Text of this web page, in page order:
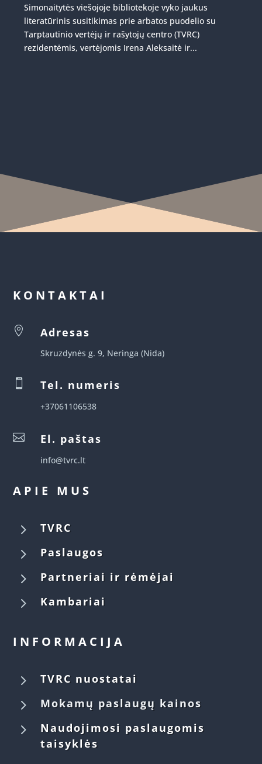
Simonaitytės viešojoje bibliotekoje vyko jaukus
literatūrinis susitikimas prie arbatos puodelio su
Tarptautinio vertėjų ir rašytojų centro (TVRC)
rezidentėmis, vertėjomis Irena Aleksaitė ir...
KONTAKTAI
 Adresas
Skruzdynės g. 9, Neringa (Nida)
 Tel. numeris
+37061106538
 El. paštas
info@tvrc.lt
APIE MUS
5 TVRC
5 Paslaugos
5 Partneriai ir rėmėjai
5 Kambariai
INFORMACIJA
5 TVRC nuostatai
5 Mokamų paslaugų kainos
5
Naudojimosi paslaugomis
taisyklės